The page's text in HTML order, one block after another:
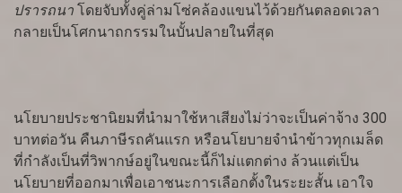
ปรารถนา โดยจับทั้งคู่ล่ามโซ่คล้องแขนไว้ด้วยกันตลอดเวลา
กลายเป็นโศกนาถกรรมในบั้นปลายในที่สุด
นโยบายประชานิยมที่นำมาใช้หาเสียงไม่ว่าจะเป็นค่าจ้าง 300
บาทต่อวัน คืนภาษีรถคันแรก หรือนโยบายจำนำข้าวทุกเมล็ด
ที่กำลังเป็นที่วิพากษ์อยู่ในขณะนี้ก็ไม่แตกต่าง ล้วนแต่เป็น
นโยบายที่ออกมาเพื่อเอาชนะการเลือกตั้งในระยะสั้น เอาใจ